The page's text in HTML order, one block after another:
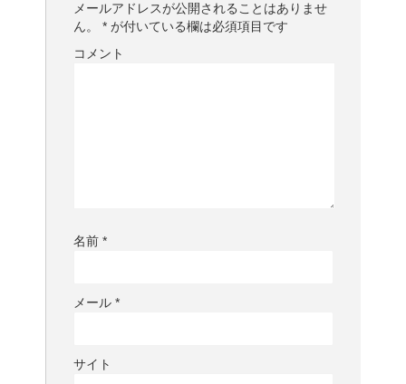
メールアドレスが公開されることはありませ
ん。
* が付いている欄は必須項目です
コメント
名前 *
メール *
サイト